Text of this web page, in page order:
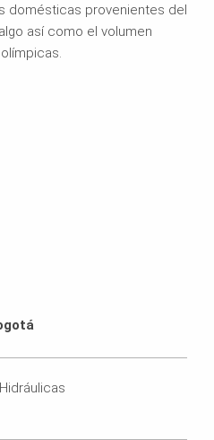
domésticas provenientes del
así como el volumen